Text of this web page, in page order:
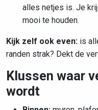
alles netjes is. Je
mooi te houden.
Kijk zelf ook even: is
randen strak? Dekt de
Klussen waar
wordt